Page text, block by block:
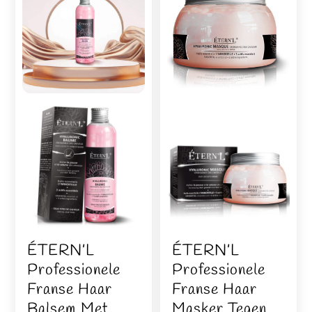
ÉTERN’L
Professionele
Franse Haar
ÉTERN’L
Professionele
Franse Haar